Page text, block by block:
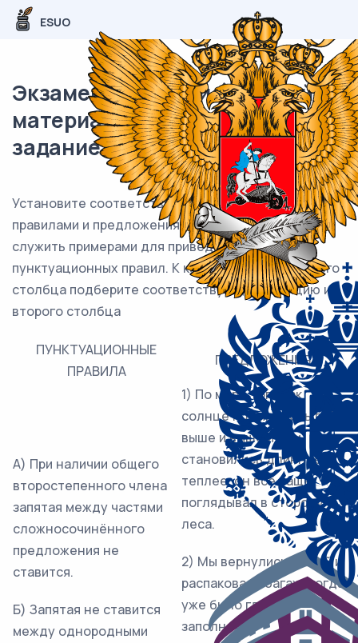
ESUO
Экзаменационный (типовой)
материал ОГЭ / Русский / 04
задание (24) / 24
Установите соответствие между пунктуационными
правилами и предложениями, которые могут
служить примерами для приведённых
пунктуационных правил. К каждой позиции первого
столбца подберите соответствующую позицию из
второго столбца
ПУНКТУАЦИОННЫЕ
ПРАВИЛА
ПРЕДЛОЖЕНИЯ
А) При наличии общего
второстепенного члена
запятая между частями
сложносочинённого
предложения не
ставится.
Б) Запятая не ставится
между однородными
1) По мере того как
солнце подымалось всё
выше и выше и дни
становились длиннее и
теплее, он всё чаще
поглядывал в сторону
леса.
2) Мы вернулись домой и
распаковали багаж, когда
уже было глубоко
заполночь.